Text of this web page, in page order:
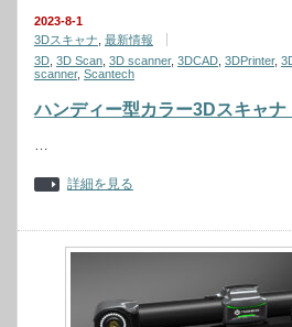
2023-8-1
3Dスキャナ 最新情報
3D 3D Scan 3D scanner, 3DCAD 3DPrinter,
scanner, Scantech
ハンディー型カラー3Dスキャナ
…
詳細を見る